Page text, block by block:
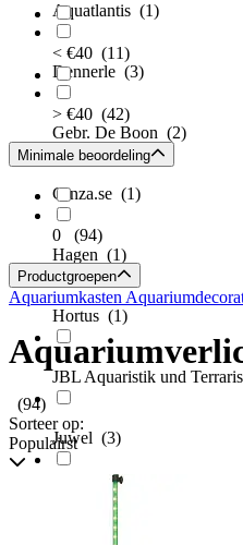
Aquatlantis (1)
Dennerle (3)
Gebr. De Boon (2)
Ginza.se (1)
Hagen (1)
Hortus (1)
JBL Aquaristik und
Juwel (3)
vidaXL(20)
< €40 (11)
> €40 (42)
Minimale beoordeling
0 (94)
Productgroepen
Aquariumkasten
(94)
Sorteer op:
Populairst